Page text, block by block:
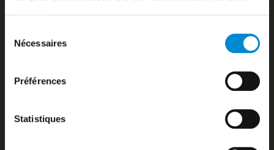
Nécessaires
Préférences
Statistiques
Car parks
Checking
Comptoir d’information